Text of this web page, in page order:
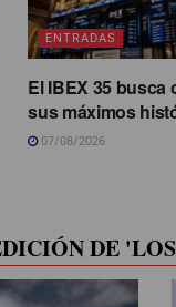
ENTRADAS
El IBEX 35 busca
sus máximos
07/08/2026
DE